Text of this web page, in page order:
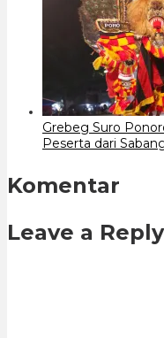
Grebeg Suro
Peserta dari
Komentar
Leave a Reply